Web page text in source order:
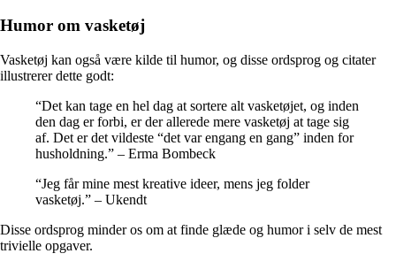
Humor om vasketøj
Vasketøj kan også være kilde til humor, og disse ordsprog og citater
illustrerer dette godt:
“Det kan tage en hel dag at sortere alt vasketøjet, og inden
den dag er forbi, er der allerede mere vasketøj at tage sig
af. Det er det vildeste “det var engang en gang” inden for
husholdning.” – Erma Bombeck
“Jeg får mine mest kreative ideer, mens jeg folder
vasketøj.” – Ukendt
Disse ordsprog minder os om at finde glæde og humor i selv de mest
trivielle opgaver.